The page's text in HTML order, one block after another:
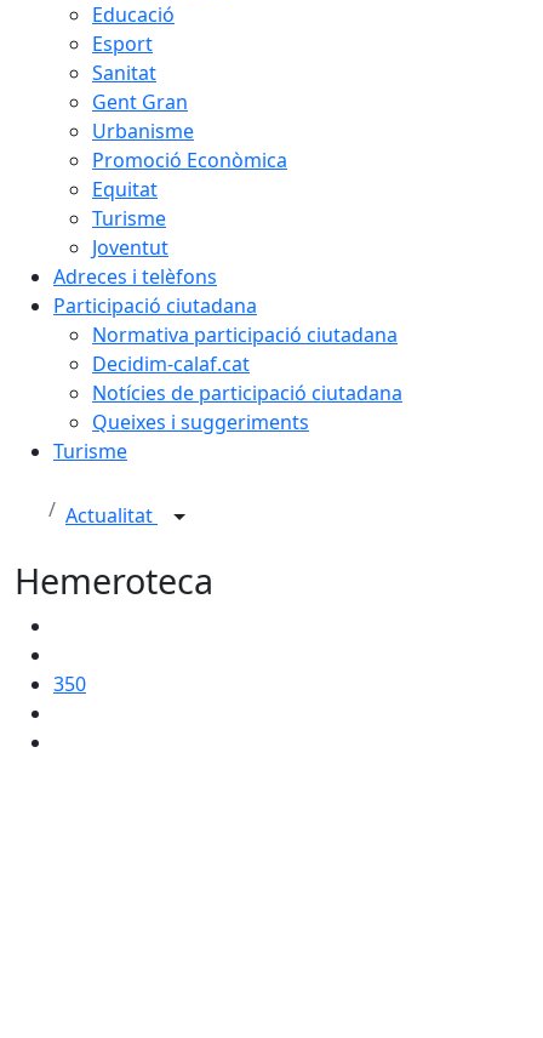
Educació
Esport
Sanitat
Gent Gran
Urbanisme
Promoció Econòmica
Equitat
Turisme
Joventut
Adreces i telèfons
Participació ciutadana
Normativa participació ciutadana
Decidim-calaf.cat
Notícies de participació ciutadana
Queixes i suggeriments
Turisme
Actualitat
Hemeroteca
350